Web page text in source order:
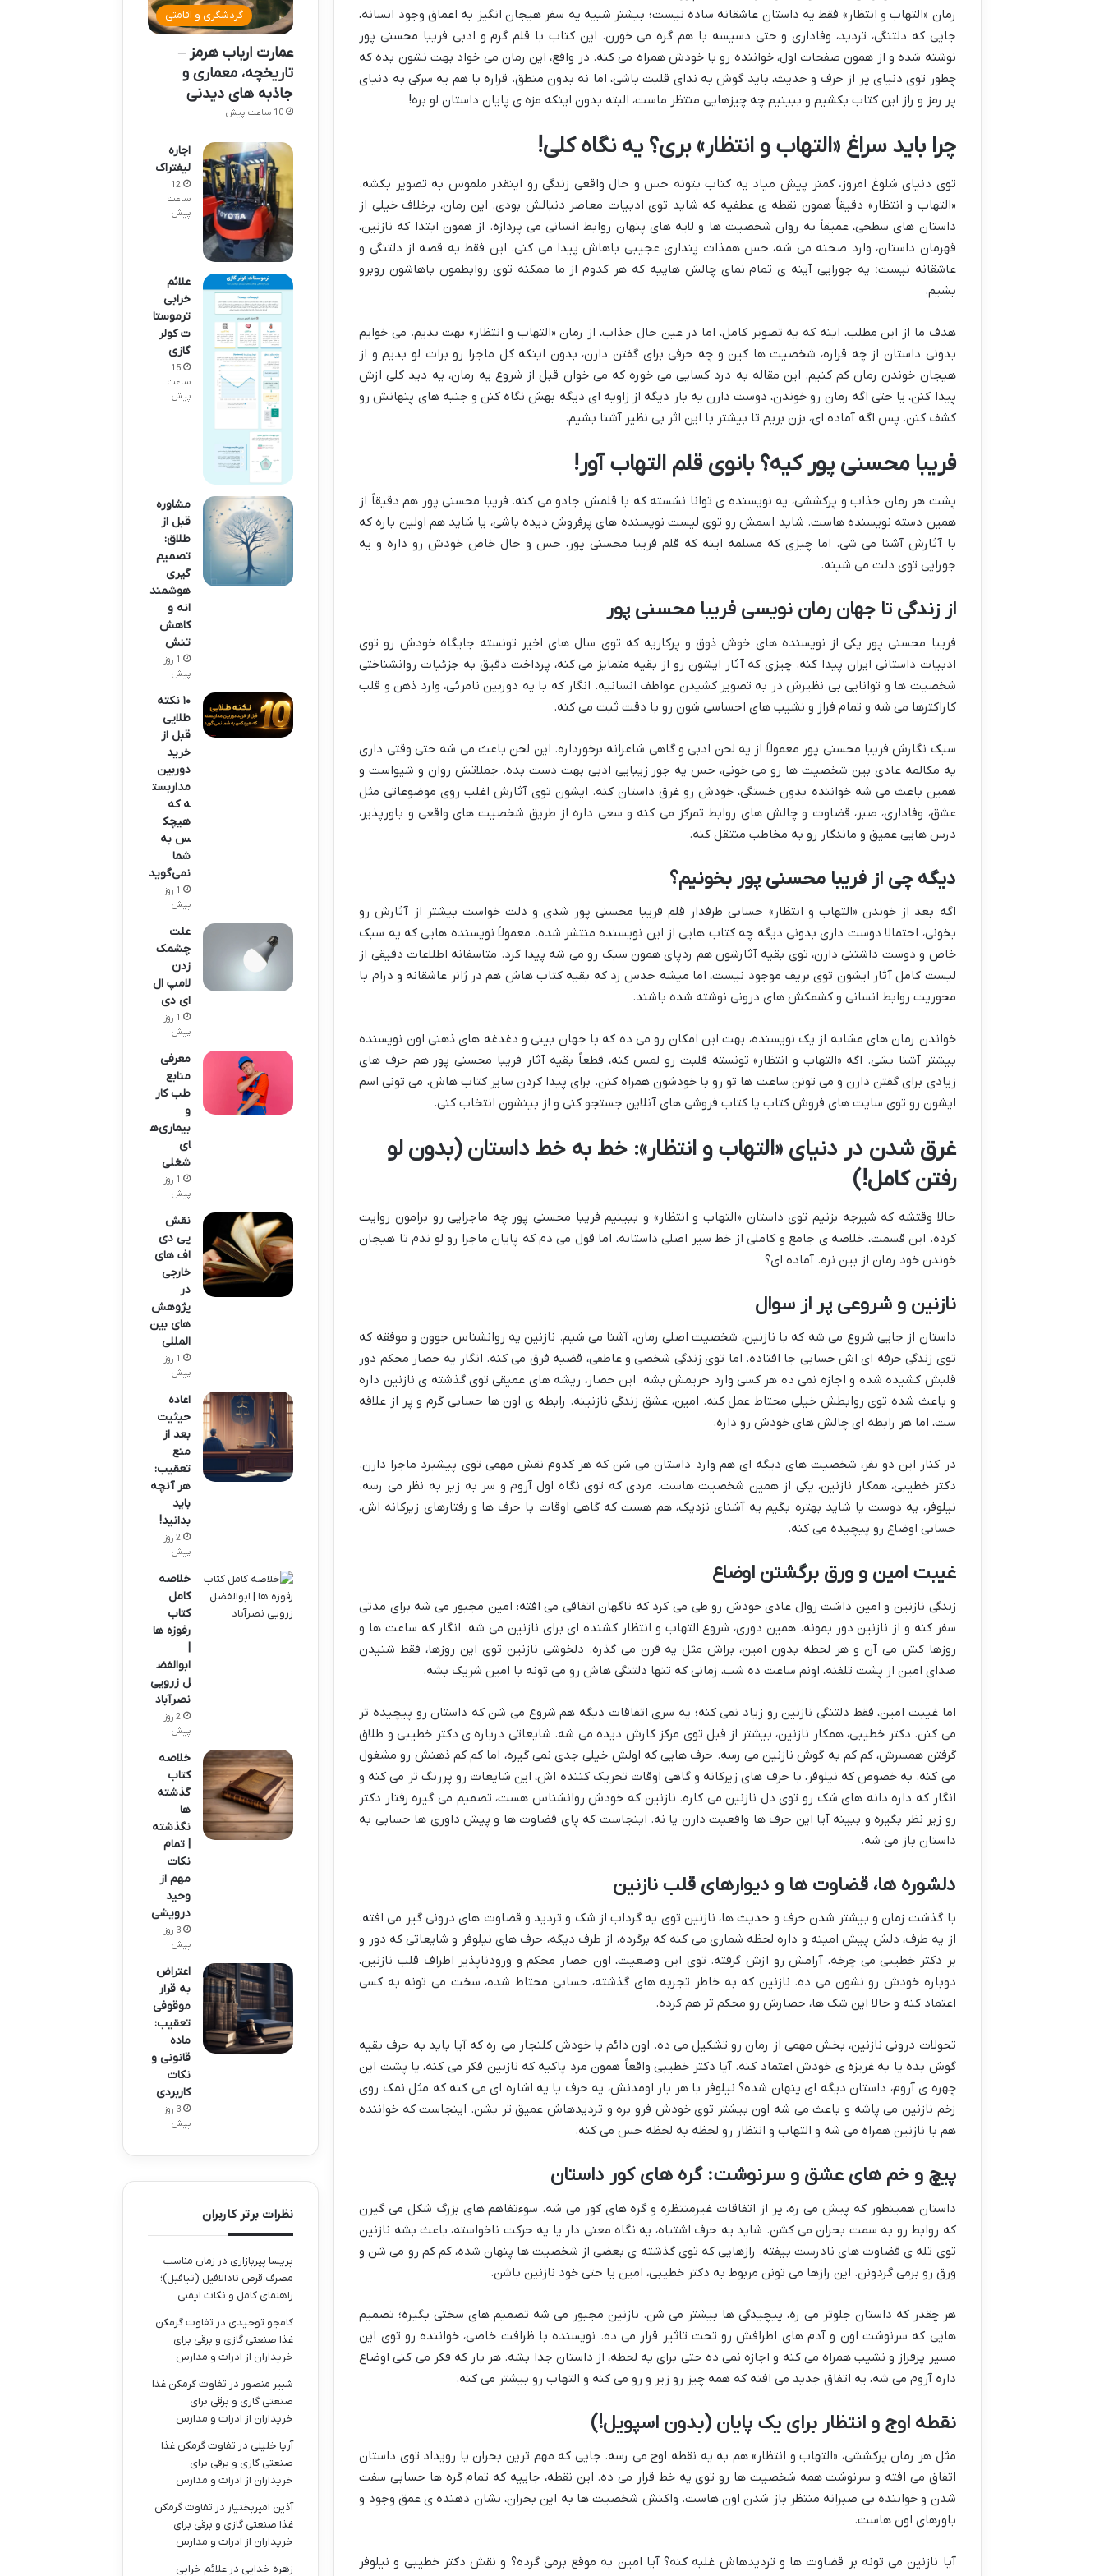
رمان «التهاب و انتظار» فقط یه داستان عاشقانه ساده نیست؛ بیشتر شبیه یه سفر هیجان انگیز به اعماق وجود انسانه،
جایی که دلتنگی، تردید، وفاداری و حتی دسیسه با هم گره می خورن. این کتاب با قلم گرم و ادبی فریبا محسنی پور
نوشته شده و از همون صفحات اول، خواننده رو با خودش همراه می کنه. در واقع، این رمان می خواد بهت نشون بده که
چطور توی دنیای پر از حرف و حدیث، باید گوش به ندای قلبت باشی، اما نه بدون منطق. قراره با هم یه سرکی به دنیای
پر رمز و راز این کتاب بکشیم و ببینیم چه چیزهایی منتظر ماست، البته بدون اینکه مزه ی پایان داستان لو بره!
چرا باید سراغ «التهاب و انتظار» بری؟ یه نگاه کلی!
توی دنیای شلوغ امروز، کمتر پیش میاد یه کتاب بتونه حس و حال واقعی زندگی رو اینقدر ملموس به تصویر بکشه.
«التهاب و انتظار» دقیقاً همون نقطه ی عطفیه که شاید توی ادبیات معاصر دنبالش بودی. این رمان، برخلاف خیلی از
داستان های سطحی، عمیقاً به روان شخصیت ها و لایه های پنهان روابط انسانی می پردازه. از همون ابتدا که نازنین،
قهرمان داستان، وارد صحنه می شه، حس همذات پنداری عجیبی باهاش پیدا می کنی. این فقط یه قصه از دلتنگی و
عاشقانه نیست؛ یه جورایی آینه ی تمام نمای چالش هاییه که هر کدوم از ما ممکنه توی روابطمون باهاشون روبرو
بشیم.
هدف ما از این مطلب، اینه که یه تصویر کامل، اما در عین حال جذاب، از رمان «التهاب و انتظار» بهت بدیم. می خوایم
بدونی داستان از چه قراره، شخصیت ها کین و چه حرفی برای گفتن دارن، بدون اینکه کل ماجرا رو برات لو بدیم و از
هیجان خوندن رمان کم کنیم. این مقاله به درد کسایی می خوره که می خوان قبل از شروع یه رمان، یه دید کلی ازش
پیدا کنن، یا حتی اگه رمان رو خوندن، دوست دارن یه بار دیگه از زاویه ای دیگه بهش نگاه کنن و جنبه های پنهانش رو
کشف کنن. پس اگه آماده ای، بزن بریم تا بیشتر با این اثر بی نظیر آشنا بشیم.
فریبا محسنی پور کیه؟ بانوی قلم التهاب آور!
پشت هر رمان جذاب و پرکششی، یه نویسنده ی توانا نشسته که با قلمش جادو می کنه. فریبا محسنی پور هم دقیقاً از
همین دسته نویسنده هاست. شاید اسمش رو توی لیست نویسنده های پرفروش دیده باشی، یا شاید هم اولین باره که
با آثارش آشنا می شی. اما چیزی که مسلمه اینه که قلم فریبا محسنی پور، حس و حال خاص خودش رو داره و یه
جورایی توی دلت می شینه.
از زندگی تا جهان رمان نویسی فریبا محسنی پور
فریبا محسنی پور یکی از نویسنده های خوش ذوق و پرکاریه که توی سال های اخیر تونسته جایگاه خودش رو توی
ادبیات داستانی ایران پیدا کنه. چیزی که آثار ایشون رو از بقیه متمایز می کنه، پرداخت دقیق به جزئیات روانشناختی
شخصیت ها و توانایی بی نظیرش در به تصویر کشیدن عواطف انسانیه. انگار که با یه دوربین نامرئی، وارد ذهن و قلب
کاراکترها می شه و تمام فراز و نشیب های احساسی شون رو با دقت ثبت می کنه.
سبک نگارش فریبا محسنی پور معمولاً از یه لحن ادبی و گاهی شاعرانه برخورداره. این لحن باعث می شه حتی وقتی داری
یه مکالمه عادی بین شخصیت ها رو می خونی، حس یه جور زیبایی ادبی بهت دست بده. جملاتش روان و شیواست و
همین باعث می شه خواننده بدون خستگی، خودش رو غرق داستان کنه. ایشون توی آثارش اغلب روی موضوعاتی مثل
عشق، وفاداری، صبر، قضاوت و چالش های روابط تمرکز می کنه و سعی داره از طریق شخصیت های واقعی و باورپذیر،
درس هایی عمیق و ماندگار رو به مخاطب منتقل کنه.
دیگه چی از فریبا محسنی پور بخونیم؟
اگه بعد از خوندن «التهاب و انتظار» حسابی طرفدار قلم فریبا محسنی پور شدی و دلت خواست بیشتر از آثارش رو
بخونی، احتمالا دوست داری بدونی دیگه چه کتاب هایی از این نویسنده منتشر شده. معمولاً نویسنده هایی که یه سبک
خاص و دوست داشتنی دارن، توی بقیه آثارشون هم ردپای همون سبک رو می شه پیدا کرد. متاسفانه اطلاعات دقیقی از
لیست کامل آثار ایشون توی بریف موجود نیست، اما میشه حدس زد که بقیه کتاب هاش هم در ژانر عاشقانه و درام با
محوریت روابط انسانی و کشمکش های درونی نوشته شده باشند.
خواندن رمان های مشابه از یک نویسنده، بهت این امکان رو می ده که با جهان بینی و دغدغه های ذهنی اون نویسنده
بیشتر آشنا بشی. اگه «التهاب و انتظار» تونسته قلبت رو لمس کنه، قطعاً بقیه آثار فریبا محسنی پور هم حرف های
زیادی برای گفتن دارن و می تونن ساعت ها تو رو با خودشون همراه کنن. برای پیدا کردن سایر کتاب هاش، می تونی اسم
ایشون رو توی سایت های فروش کتاب یا کتاب فروشی های آنلاین جستجو کنی و از بینشون انتخاب کنی.
غرق شدن در دنیای «التهاب و انتظار»: خط به خط داستان (بدون لو
رفتن کامل!)
حالا وقتشه که شیرجه بزنیم توی داستان «التهاب و انتظار» و ببینیم فریبا محسنی پور چه ماجرایی رو برامون روایت
کرده. این قسمت، خلاصه ی جامع و کاملی از خط سیر اصلی داستانه، اما قول می دم که پایان ماجرا رو لو ندم تا هیجان
خوندن خود رمان از بین نره. آماده ای؟
نازنین و شروعی پر از سوال
داستان از جایی شروع می شه که با نازنین، شخصیت اصلی رمان، آشنا می شیم. نازنین یه روانشناس جوون و موفقه که
توی زندگی حرفه ای اش حسابی جا افتاده. اما توی زندگی شخصی و عاطفی، قضیه فرق می کنه. انگار یه حصار محکم دور
قلبش کشیده شده و اجازه نمی ده هر کسی وارد حریمش بشه. این حصار، ریشه های عمیقی توی گذشته ی نازنین داره
و باعث شده توی روابطش خیلی محتاط عمل کنه. امین، عشق زندگی نازنینه. رابطه ی اون ها حسابی گرم و پر از علاقه
ست، اما هر رابطه ای چالش های خودش رو داره.
در کنار این دو نفر، شخصیت های دیگه ای هم وارد داستان می شن که هر کدوم نقش مهمی توی پیشبرد ماجرا دارن.
دکتر خطیبی، همکار نازنین، یکی از همین شخصیت هاست. مردی که توی نگاه اول آروم و سر به زیر به نظر می رسه.
نیلوفر، یه دوست یا شاید بهتره بگیم یه آشنای نزدیک، هم هست که گاهی اوقات با حرف ها و رفتارهای زیرکانه اش،
حسابی اوضاع رو پیچیده می کنه.
غیبت امین و ورق برگشتن اوضاع
زندگی نازنین و امین داشت روال عادی خودش رو طی می کرد که ناگهان اتفاقی می افته: امین مجبور می شه برای مدتی
سفر کنه و از نازنین دور بمونه. همین دوری، شروع التهاب و انتظار کشنده ای برای نازنین می شه. انگار که ساعت ها و
روزها کش می آن و هر لحظه بدون امین، براش مثل یه قرن می گذره. دلخوشی نازنین توی این روزها، فقط شنیدن
صدای امین از پشت تلفنه، اونم ساعت ده شب، زمانی که تنها دلتنگی هاش رو می تونه با امین شریک بشه.
اما غیبت امین، فقط دلتنگی نازنین رو زیاد نمی کنه؛ یه سری اتفاقات دیگه هم شروع می شن که داستان رو پیچیده تر
می کنن. دکتر خطیبی، همکار نازنین، بیشتر از قبل توی مرکز کارش دیده می شه. شایعاتی درباره ی دکتر خطیبی و طلاق
گرفتن همسرش، کم کم به گوش نازنین می رسه. حرف هایی که اولش خیلی جدی نمی گیره، اما کم کم ذهنش رو مشغول
می کنه. به خصوص که نیلوفر، با حرف های زیرکانه و گاهی اوقات تحریک کننده اش، این شایعات رو پررنگ تر می کنه و
انگار که داره دانه های شک رو توی دل نازنین می کاره. نازنین که خودش روانشناس هست، تصمیم می گیره رفتار دکتر
رو زیر نظر بگیره و ببینه آیا این حرف ها واقعیت دارن یا نه. اینجاست که پای قضاوت ها و پیش داوری ها حسابی به
داستان باز می شه.
دلشوره ها، قضاوت ها و دیوارهای قلب نازنین
با گذشت زمان و بیشتر شدن حرف و حدیث ها، نازنین توی یه گرداب از شک و تردید و قضاوت های درونی گیر می افته.
از یه طرف، دلش پیش امینه و داره لحظه شماری می کنه که برگرده، از طرف دیگه، حرف های نیلوفر و شایعاتی که دور و
بر دکتر خطیبی می چرخه، آرامش رو ازش گرفته. توی این وضعیت، اون حصار محکم و ورودناپذیر اطراف قلب نازنین،
دوباره خودش رو نشون می ده. نازنین که به خاطر تجربه های گذشته، حسابی محتاط شده، سخت می تونه به کسی
اعتماد کنه و حالا این شک ها، حصارش رو محکم تر هم کرده.
تحولات درونی نازنین، بخش مهمی از رمان رو تشکیل می ده. اون دائم با خودش کلنجار می ره که آیا باید به حرف بقیه
گوش بده یا به غریزه ی خودش اعتماد کنه. آیا دکتر خطیبی واقعاً همون مرد پاکیه که نازنین فکر می کنه، یا پشت این
چهره ی آروم، داستان دیگه ای پنهان شده؟ نیلوفر با هر بار اومدنش، یه حرف یا یه اشاره ای می کنه که مثل نمک روی
زخم نازنین می پاشه و باعث می شه اون بیشتر توی خودش فرو بره و تردیدهاش عمیق تر بشن. اینجاست که خواننده
هم با نازنین همراه می شه و التهاب و انتظار رو لحظه به لحظه حس می کنه.
پیچ و خم های عشق و سرنوشت: گره های کور داستان
داستان همینطور که پیش می ره، پر از اتفاقات غیرمنتظره و گره های کور می شه. سوءتفاهم های بزرگ شکل می گیرن
که روابط رو به سمت بحران می کشن. شاید یه حرف اشتباه، یه نگاه معنی دار یا یه حرکت ناخواسته، باعث بشه نازنین
توی تله ی قضاوت های نادرست بیفته. رازهایی که توی گذشته ی بعضی از شخصیت ها پنهان شده، کم کم رو می شن و
ورق رو برمی گردونن. این رازها می تونن مربوط به دکتر خطیبی، امین یا حتی خود نازنین باشن.
هر چقدر که داستان جلوتر می ره، پیچیدگی ها بیشتر می شن. نازنین مجبور می شه تصمیم های سختی بگیره؛ تصمیم
هایی که سرنوشت اون و آدم های اطرافش رو تحت تاثیر قرار می ده. نویسنده با ظرافت خاصی، خواننده رو توی این
مسیر پرفراز و نشیب همراه می کنه و اجازه نمی ده حتی برای یه لحظه، از داستان جدا بشه. هر بار که فکر می کنی اوضاع
داره آروم می شه، یه اتفاق جدید می افته که همه چیز رو زیر و رو می کنه و التهاب رو بیشتر می کنه.
نقطه اوج و انتظار برای یک پایان (بدون اسپویل!)
مثل هر رمان پرکششی، «التهاب و انتظار» هم به یه نقطه اوج می رسه. جایی که مهم ترین بحران یا رویداد توی داستان
اتفاق می افته و سرنوشت همه شخصیت ها رو توی یه خط قرار می ده. این نقطه، جاییه که تمام گره ها حسابی سفت
شدن و خواننده بی صبرانه منتظر باز شدن اون هاست. واکنش شخصیت ها به این بحران، نشان دهنده ی عمق وجود و
باورهای اون هاست.
آیا نازنین می تونه بر قضاوت ها و تردیدهاش غلبه کنه؟ آیا امین به موقع برمی گرده؟ و نقش دکتر خطیبی و نیلوفر
گردشگری و اقامتی
عمارت ارباب هرمز –
تاریخچه، معماری و
جاذبه های دیدنی
10 ساعت پیش
اجاره
لیفتراک
12
ساعت
پیش
علائم
خرابی
ترموستا
ت کولر
گازی
15
ساعت
پیش
مشاوره
قبل از
طلاق:
تصمیم
گیری
هوشمند
انه و
کاهش
تنش
1 روز
پیش
۱۰ نکته
طلایی
قبل از
خرید
دوربین
مداربست
ه که
هیچک
س به
شما
نمی‌گوید
1 روز
پیش
علت
چشمک
زدن
لامپ ال
ای دی
1 روز
پیش
معرفی
منابع
طب کار
و
بیماری‌ه
ای
شغلی
1 روز
پیش
نقش
پی دی
اف های
خارجی
در
پژوهش
های بین
المللی
1 روز
پیش
اعاده
حیثیت
بعد از
منع
تعقیب:
هر آنچه
باید
بدانید!
2 روز
پیش
خلاصه
کامل
کتاب
رفوزه ها
|
ابوالفض
ل زرویی
نصرآباد
2 روز
پیش
خلاصه
کتاب
گذشته
ها
نگذشته
| تمام
نکات
مهم از
وحید
درویشی
3 روز
پیش
اعتراض
به قرار
موقوفی
تعقیب:
ماده
قانونی و
نکات
کاربردی
3 روز
پیش
نظرات برتر کاربران
پریسا پیربازاری در زمان مناسب
مصرف قرص تادالافیل (تیافیل)؛
راهنمای کامل و نکات ایمنی
کامجو توحیدی در تفاوت گرمکن
غذا صنعتی گازی و برقی برای
خریداران از ادرات و مدارس
شبیر منصور در تفاوت گرمکن غذا
صنعتی گازی و برقی برای
خریداران از ادرات و مدارس
آریا خلیلی در تفاوت گرمکن غذا
صنعتی گازی و برقی برای
خریداران از ادرات و مدارس
آذین امیربختیار در تفاوت گرمکن
غذا صنعتی گازی و برقی برای
خریداران از ادرات و مدارس
زهره خدایی در علائم خرابی